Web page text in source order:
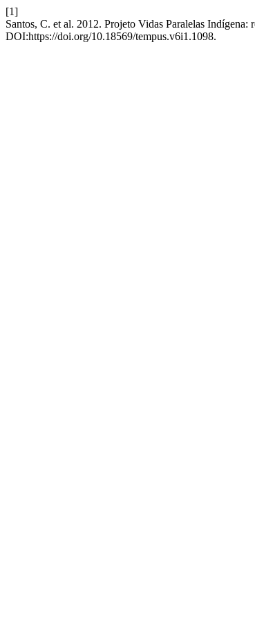
[1]
Santos, C. et al. 2012. Projeto Vidas Paralelas
DOI:https://doi.org/10.18569/tempus.v6i1.1098.